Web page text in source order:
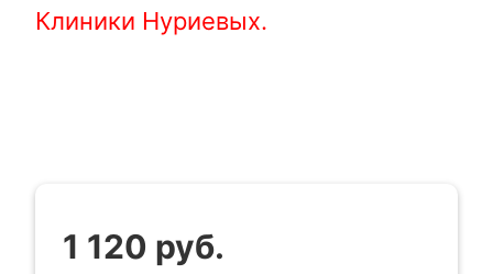
Клиники Нуриевых.
1 120 руб.